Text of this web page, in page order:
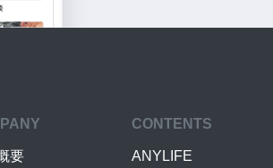
要
CONTENTS
ANYLIFE